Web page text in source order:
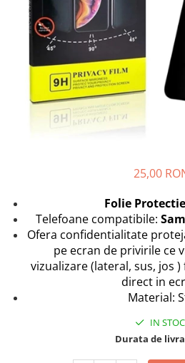
Seria M
Seria N
Xiaomi
Oppo / Realme
Motorola
Oppo / Realme
Motorola
Huawei / Honor
Iphone
Folii Protectie 0,18 mm Fingerprint
Oppo / Realme
Samsung
Iphone
Samsung
Huawei / Honor
Folii Protectie Camera
Iphone
Samsung
Xiaomi
Huse Hybrid Transparent
Samsung
Huse Magsafe Transparent
Huawei / Honor
Motorola
Oppo / Realme
Xiaomi
25,00
Folie
Telefoane compatibile:
Ofera confidentialitate
pe ecran de privirile ce
vizualizare (lateral, sus, jos
direct in
Material:
IN STOC
Durata de